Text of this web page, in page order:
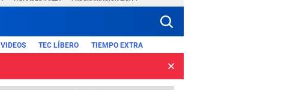
VIDEOS TEC LÍBERO TIEMPO EXTRA